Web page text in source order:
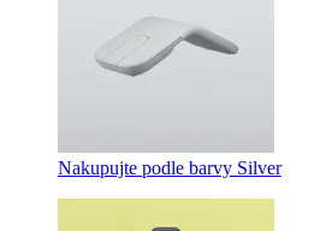
Nakupujte podle barvy Silver